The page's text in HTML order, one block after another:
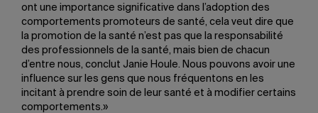
ont une importance significative dans l’adoption des
comportements promoteurs de santé, cela veut dire que
la promotion de la santé n’est pas que la responsabilité
des professionnels de la santé, mais bien de chacun
d’entre nous, conclut Janie Houle. Nous pouvons avoir une
influence sur les gens que nous fréquentons en les
incitant à prendre soin de leur santé et à modifier certains
comportements.»